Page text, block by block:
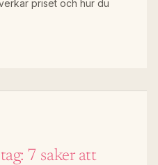
priset och hur du
7 saker att